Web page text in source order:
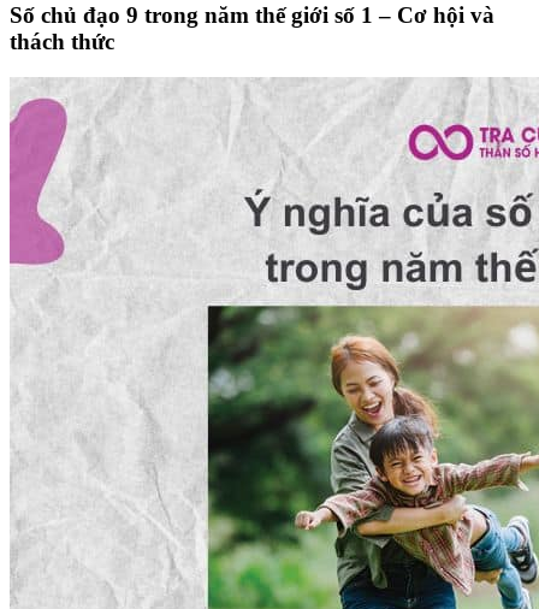
Số chủ đạo 9 trong năm thế giới số 1 – Cơ hội và
thách thức